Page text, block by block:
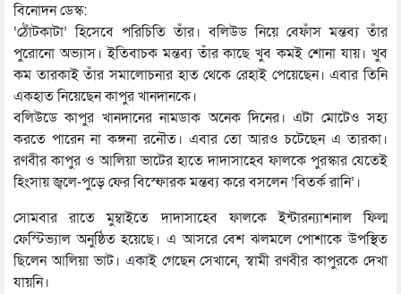
বিনোদন ডেস্ক:
‘ঠোঁটকাটা’ হিসেবে পরিচিতি তাঁর। বলিউড নিয়ে বেফাঁস মন্তব্য তাঁর
পুরোনো অভ্যাস। ইতিবাচক মন্তব্য তাঁর কাছে খুব কমই শোনা যায়। খুব
কম তারকাই তাঁর সমালোচনার হাত থেকে রেহাই পেয়েছেন। এবার তিনি
একহাত নিয়েছেন কাপুর খানদানকে।
বলিউডে কাপুর খানদানের নামডাক অনেক দিনের। এটা মোটেও সহ্য
করতে পারেন না কঙ্গনা রনৌত। এবার তো আরও চটেছেন এ তারকা।
রণবীর কাপুর ও আলিয়া ভাটের হাতে দাদাসাহেব ফালকে পুরস্কার যেতেই
হিংসায় জ্বলে-পুড়ে ফের বিস্ফোরক মন্তব্য করে বসলেন ‘বিতর্ক রানি’।
সোমবার রাতে মুম্বাইতে দাদাসাহেব ফালকে ইন্টারন্যাশনাল ফিল্ম
ফেস্টিভ্যাল অনুষ্ঠিত হয়েছে। এ আসরে বেশ ঝলমলে পোশাকে উপস্থিত
ছিলেন আলিয়া ভাট। একাই গেছেন সেখানে, স্বামী রণবীর কাপুরকে দেখা
যায়নি।